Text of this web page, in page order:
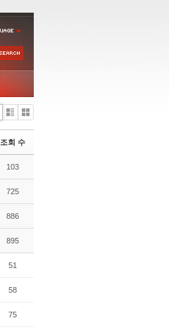
Zi
e
G
le
조회 수
103
725
886
895
51
58
75